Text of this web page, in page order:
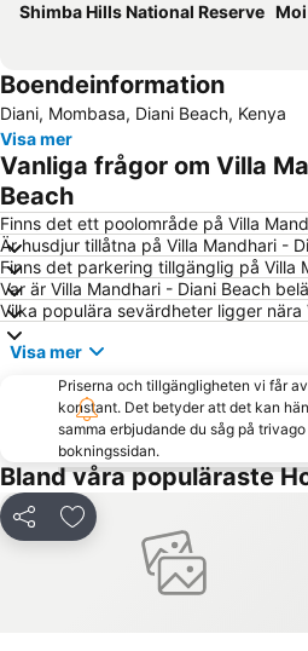
Shimba Hills National Reserve
Boendeinformation
Diani, Mombasa, Diani Beach, Kenya
Visa mer
Vanliga frågor om Villa
Beach
Finns det ett poolområde på Villa
Är husdjur tillåtna på Villa Mandhari -
Finns det parkering tillgänglig på Villa
Var är Villa Mandhari - Diani Beach
Vilka populära sevärdheter ligger nära
Visa mer
Priserna och tillgängligheten vi får
konstant. Det betyder att det kan
samma erbjudande du såg på
bokningssidan.
Bland våra populäraste
Dela Lägg till i Mina Favoriter